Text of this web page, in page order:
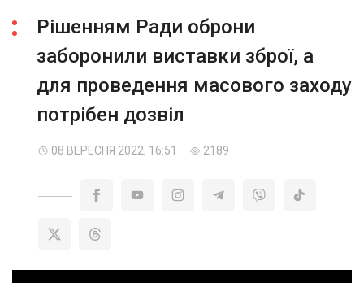
Рішенням Ради оброни
заборонили виставки зброї, а
для проведення масового заходу
потрібен дозвіл
08 ВЕРЕСНЯ 2022, 16:51 2189